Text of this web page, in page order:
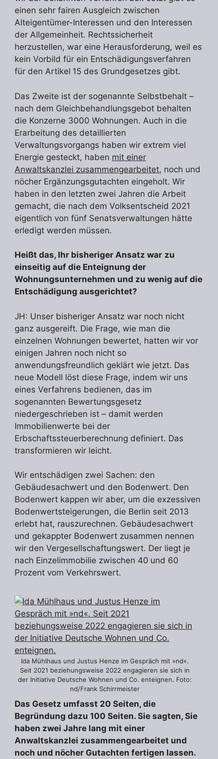
einen sehr fairen Ausgleich zwischen
Alteigentümer-Interessen und den Interessen
der Allgemeinheit. Rechtssicherheit
herzustellen, war eine Herausforderung, weil es
kein Vorbild für ein Entschädigungsverfahren
für den Artikel 15 des Grundgesetzes gibt.
Das Zweite ist der sogenannte Selbstbehalt –
nach dem Gleichbehandlungsgebot behalten
die Konzerne 3000 Wohnungen. Auch in die
Erarbeitung des detaillierten
Verwaltungsvorgangs haben wir extrem viel
Energie gesteckt, haben mit einer
Anwaltskanzlei zusammengearbeitet, noch und
nöcher Ergänzungsgutachten eingeholt. Wir
haben in den letzten zwei Jahren die Arbeit
gemacht, die nach dem Volksentscheid 2021
eigentlich von fünf Senatsverwaltungen hätte
erledigt werden müssen.
Heißt das, Ihr bisheriger Ansatz war zu
einseitig auf die Enteignung der
Wohnungsunternehmen und zu wenig auf die
Entschädigung ausgerichtet?
JH: Unser bisheriger Ansatz war noch nicht
ganz ausgereift. Die Frage, wie man die
einzelnen Wohnungen bewertet, hatten wir vor
einigen Jahren noch nicht so
anwendungsfreundlich geklärt wie jetzt. Das
neue Modell löst diese Frage, indem wir uns
eines Verfahrens bedienen, das im
sogenannten Bewertungsgesetz
niedergeschrieben ist – damit werden
Immobilienwerte bei der
Erbschaftssteuerberechnung definiert. Das
transformieren wir leicht.
Wir entschädigen zwei Sachen: den
Gebäudesachwert und den Bodenwert. Den
Bodenwert kappen wir aber, um die exzessiven
Bodenwertsteigerungen, die Berlin seit 2013
erlebt hat, rauszurechnen. Gebäudesachwert
und gekappter Bodenwert zusammen nennen
wir den Vergesellschaftungswert. Der liegt je
nach Einzelimmobilie zwischen 40 und 60
Prozent vom Verkehrswert.
Ida Mühlhaus und Justus Henze im Gespräch mit »nd«.
Seit 2021 beziehungsweise 2022 engagieren sie sich in
der Initiative Deutsche Wohnen und Co. enteignen. Foto:
nd/Frank Schirrmeister
Das Gesetz umfasst 20 Seiten, die
Begründung dazu 100 Seiten. Sie sagten, Sie
haben zwei Jahre lang mit einer
Anwaltskanzlei zusammengearbeitet und
noch und nöcher Gutachten fertigen lassen.